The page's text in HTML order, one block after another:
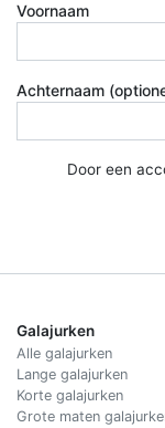
Voornaam
Achternaam
Door een
Galajurken
Alle galajurken
Lange galajurken
Korte galajurken
Grote maten